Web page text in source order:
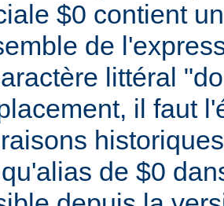
$0 contient
de
littéral
il faut
de $0